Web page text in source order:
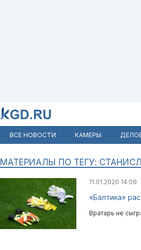
ВСЕ НОВОСТИ КАМЕРЫ
МАТЕРИАЛЫ ПО ТЕГУ:
11.01.2020 14:09
«Балтика»
Вратарь не